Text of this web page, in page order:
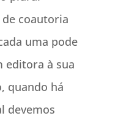
coautoria
uma pode
editora à sua
quando há
devemos